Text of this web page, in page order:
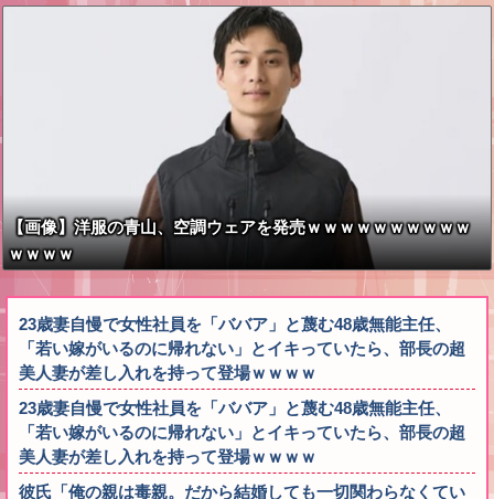
【画像】洋服の青山、空調ウェアを発売ｗｗｗｗｗｗｗｗｗｗ
ｗｗｗｗ
23歳妻自慢で女性社員を「ババア」と蔑む48歳無能主任、
「若い嫁がいるのに帰れない」とイキっていたら、部長の超
美人妻が差し入れを持って登場ｗｗｗｗ
23歳妻自慢で女性社員を「ババア」と蔑む48歳無能主任、
「若い嫁がいるのに帰れない」とイキっていたら、部長の超
美人妻が差し入れを持って登場ｗｗｗｗ
彼氏「俺の親は毒親。だから結婚しても一切関わらなくてい